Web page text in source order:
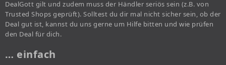
DealGott gilt und zudem muss der Händler seriös sein (z.B. von
Trusted Shops geprüft). Solltest du dir mal nicht sicher sein, ob der
Deal gut ist, kannst du uns gerne um Hilfe bitten und wie prüfen
den Deal für dich.
… einfach